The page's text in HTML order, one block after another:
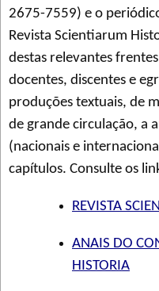
2675-7559) e o
Revista Scientiarum
destas relevantes
docentes, discentes e
produções textuais, de
de grande circulação, a
(nacionais e
capítulos. Consulte os
REVISTA
ANAIS DO
HISTORIA